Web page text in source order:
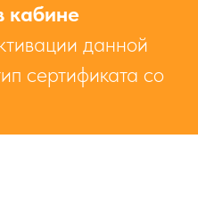
кабине
данной
сертификата со